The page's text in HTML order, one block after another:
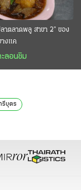
ลาตลาดพลู สาขา 2” ของ
งแค
ลอนชิม
รีบุตร
ข่าววันนี้